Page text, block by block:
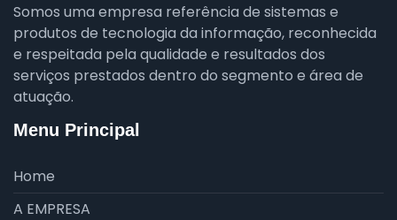
Somos uma empresa referência de sistemas e
produtos de tecnologia da informação, reconhecida
e respeitada pela qualidade e resultados dos
serviços prestados dentro do segmento e área de
atuação.
Menu Principal
Home
A EMPRESA